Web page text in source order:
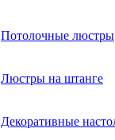
Потолочные люстры
Люстры на штанге
Декоративные